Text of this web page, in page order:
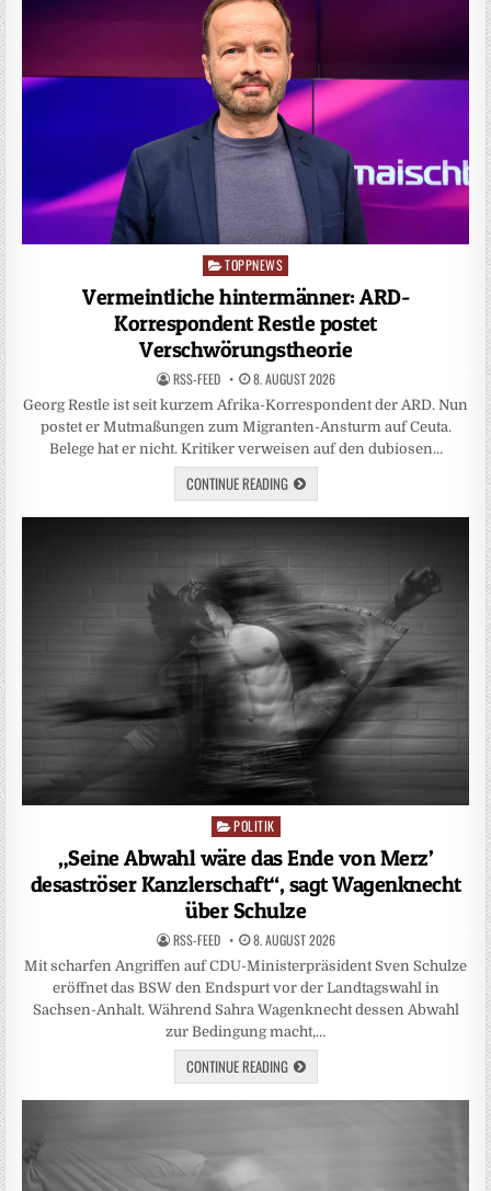
Posted
TOPPNEWS
Vermeintliche hintermänner: ARD-
Korrespondent Restle postet
Verschwörungstheorie
RSS-FEED 8. AUGUST 2026
Georg Restle ist seit kurzem Afrika-Korrespondent der ARD. Nun
postet er Mutmaßungen zum Migranten-Ansturm auf Ceuta.
Belege hat er nicht. Kritiker verweisen auf den dubiosen…
CONTINUE READING
Posted
in
POLITIK
„Seine Abwahl wäre das Ende von Merz’
desaströser Kanzlerschaft“, sagt Wagenknecht
über Schulze
RSS-FEED 8. AUGUST 2026
Mit scharfen Angriffen auf CDU-Ministerpräsident Sven Schulze
eröffnet das BSW den Endspurt vor der Landtagswahl in
Sachsen-Anhalt. Während Sahra Wagenknecht dessen Abwahl
zur Bedingung macht,…
CONTINUE READING